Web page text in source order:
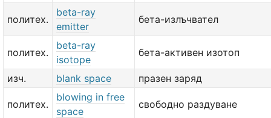
политех.
beta-ray
emitter
бета-излъчвател
политех.
beta-ray
isotope
бета-активен изотоп
изч. blank space празен заряд
политех.
blowing in free
space
свободно раздуване